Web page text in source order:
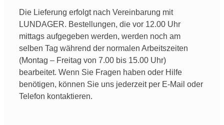
Die Lieferung erfolgt nach Vereinbarung mit
LUNDAGER. Bestellungen, die vor 12.00 Uhr
mittags aufgegeben werden, werden noch am
selben Tag während der normalen Arbeitszeiten
(Montag – Freitag von 7.00 bis 15.00 Uhr)
bearbeitet. Wenn Sie Fragen haben oder Hilfe
benötigen, können Sie uns jederzeit per E-Mail oder
Telefon kontaktieren.